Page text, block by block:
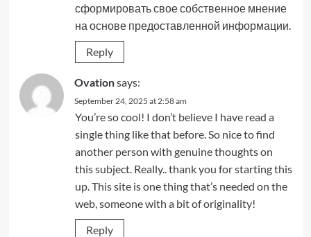
сформировать свое собственное мнение
на основе предоставленной информации.
Reply
Ovationsays:
September 24, 2025 at 2:58 am
You’re so cool! I don’t believe I have read a
single thing like that before. So nice to find
another person with genuine thoughts on
this subject. Really.. thank you for starting this
up. This site is one thing that’s needed on the
web, someone with a bit of originality!
Reply